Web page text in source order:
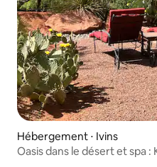
Hébergement ⋅ Ivins
Oasis dans le désert et spa